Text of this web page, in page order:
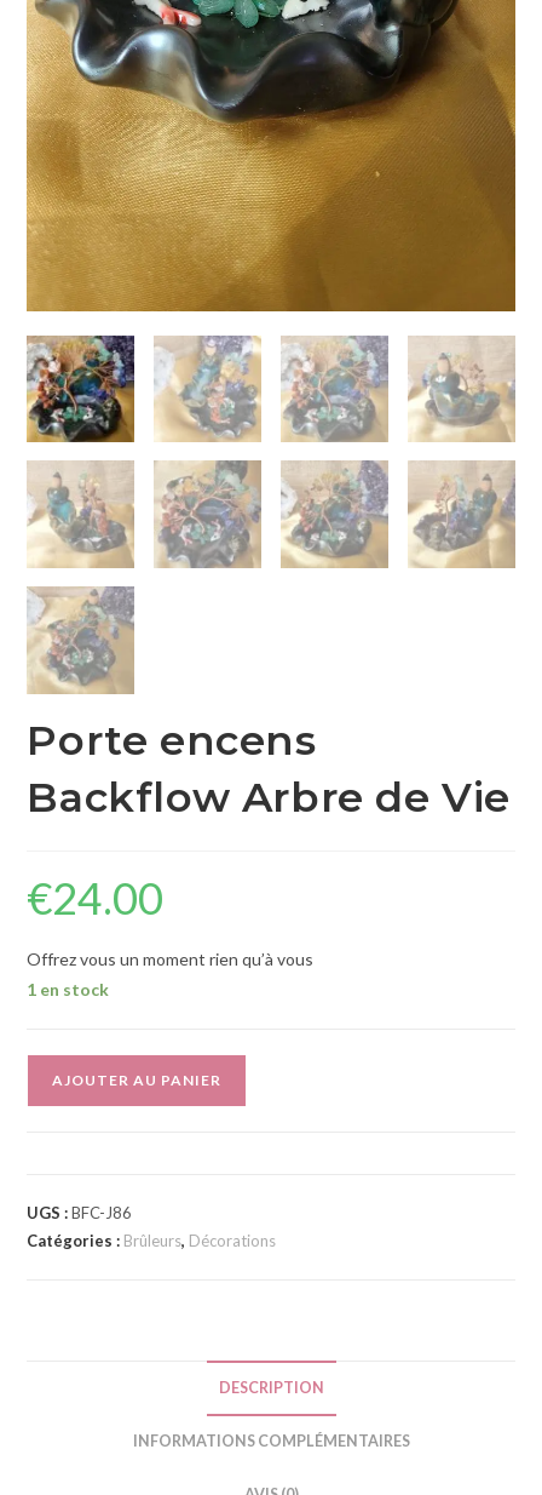
Porte encens
Backflow Arbre de Vie
€24.00
Offrez vous un moment rien qu’à vous
1 en stock
AJOUTER AU PANIER
a
UGS :BFC-J86
Catégories : Brûleurs, Décorations
DESCRIPTION
INFORMATIONS COMPLÉMENTAIRES